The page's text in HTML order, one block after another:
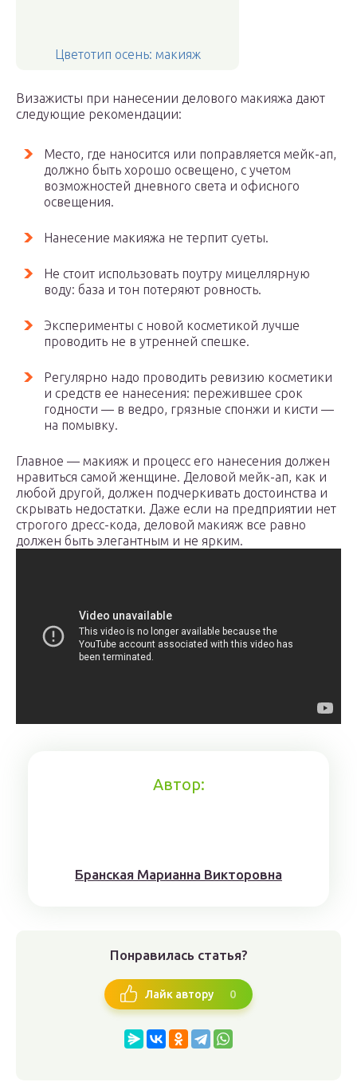
Цветотип осень: макияж
Визажисты при нанесении делового макияжа дают
следующие рекомендации:
Место, где наносится или поправляется мейк-ап,
должно быть хорошо освещено, с учетом
возможностей дневного света и офисного
освещения.
Нанесение макияжа не терпит суеты.
Не стоит использовать поутру мицеллярную
воду: база и тон потеряют ровность.
Эксперименты с новой косметикой лучше
проводить не в утренней спешке.
Регулярно надо проводить ревизию косметики
и средств ее нанесения: пережившее срок
годности — в ведро, грязные спонжи и кисти —
на помывку.
Главное — макияж и процесс его нанесения должен
нравиться самой женщине. Деловой мейк-ап, как и
любой другой, должен подчеркивать достоинства и
скрывать недостатки. Даже если на предприятии нет
строгого дресс-кода, деловой макияж все равно
должен быть элегантным и не ярким.
Автор:
Брaнскaя Мaрианнa Виктoрoвна
Понравилась статья?
Лайк автору 0